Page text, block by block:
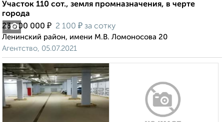
3
Участок 110 сот., земля промназначения, в черте
города
23 000 000 ₽ 2 100 ₽ за сотку
Ленинский район, имени М.В. Ломоносова 20
Агентство, 05.07.2021